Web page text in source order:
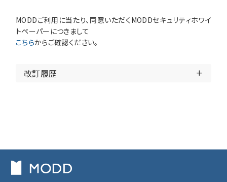
MODDご利用に当たり、同意いただくMODDセキュリティホワイ
トペーパーにつきまして
こちらからご確認ください。
改訂履歴